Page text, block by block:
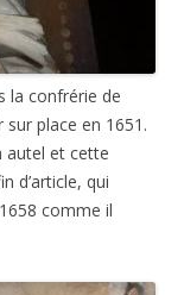
la confrérie de
sur place en 1651.
autel et cette
d’article, qui
comme il